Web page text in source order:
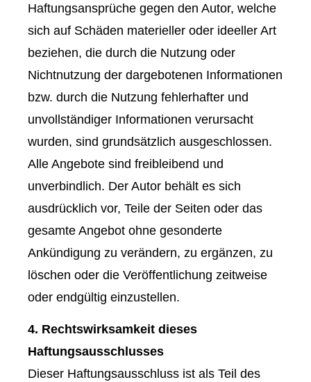
Haftungsansprüche gegen den Autor, welche
sich auf Schäden materieller oder ideeller Art
beziehen, die durch die Nutzung oder
Nichtnutzung der dargebotenen Informationen
bzw. durch die Nutzung fehlerhafter und
unvollständiger Informationen verursacht
wurden, sind grundsätzlich ausgeschlossen.
Alle Angebote sind freibleibend und
unverbindlich. Der Autor behält es sich
ausdrücklich vor, Teile der Seiten oder das
gesamte Angebot ohne gesonderte
Ankündigung zu verändern, zu ergänzen, zu
löschen oder die Veröffentlichung zeitweise
oder endgültig einzustellen.
4. Rechtswirksamkeit dieses
Haftungsausschlusses
Dieser Haftungsausschluss ist als Teil des